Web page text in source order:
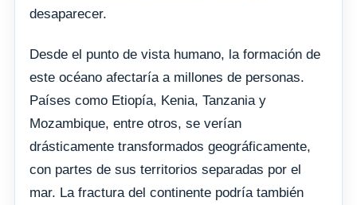
desaparecer.
Desde el punto de vista humano, la formación de
este océano afectaría a millones de personas.
Países como Etiopía, Kenia, Tanzania y
Mozambique, entre otros, se verían
drásticamente transformados geográficamente,
con partes de sus territorios separadas por el
mar. La fractura del continente podría también